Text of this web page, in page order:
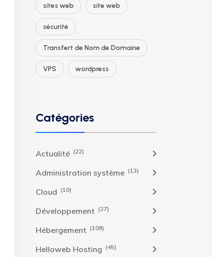
sites web site web
sécurité
Transfert de Nom de Domaine
VPS wordpress
Catégories
Actualité (22)
Administration système (13)
Cloud (10)
Développement (27)
Hébergement (108)
Helloweb Hosting (45)